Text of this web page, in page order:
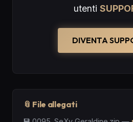
utenti
DIVENTA
📎 File allegati